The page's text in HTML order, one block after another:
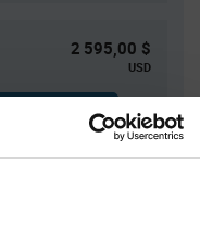
2 595,00 $
USD